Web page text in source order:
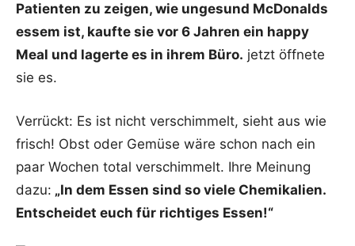
Patienten zu zeigen, wie ungesund McDonalds
essem ist, kaufte sie vor 6 Jahren ein happy
Meal und lagerte es in ihrem Büro. jetzt öffnete
sie es.
Verrückt: Es ist nicht verschimmelt, sieht aus wie
frisch! Obst oder Gemüse wäre schon nach ein
paar Wochen total verschimmelt. Ihre Meinung
dazu: „In dem Essen sind so viele Chemikalien.
Entscheidet euch für richtiges Essen!“